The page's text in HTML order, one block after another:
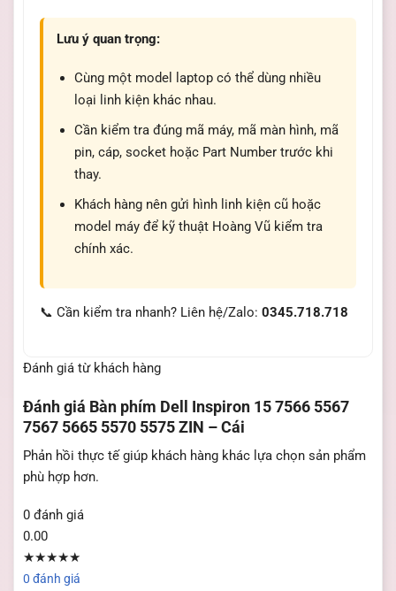
Lưu ý quan trọng:
Cùng một model laptop có thể dùng nhiều
loại linh kiện khác nhau.
Cần kiểm tra đúng mã máy, mã màn hình, mã
pin, cáp, socket hoặc Part Number trước khi
thay.
Khách hàng nên gửi hình linh kiện cũ hoặc
model máy để kỹ thuật Hoàng Vũ kiểm tra
chính xác.
📞 Cần kiểm tra nhanh? Liên hệ/Zalo: 0345.718.718
Đánh giá từ khách hàng
Đánh giá Bàn phím Dell Inspiron 15 7566 5567
7567 5665 5570 5575 ZIN – Cái
Phản hồi thực tế giúp khách hàng khác lựa chọn sản phẩm
phù hợp hơn.
0 đánh giá
0.00
★★★★★
0 đánh giá